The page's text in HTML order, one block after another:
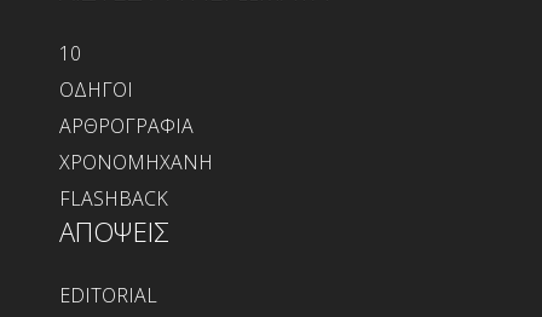
10
ΟΔΗΓΟΙ
ΑΡΘΡΟΓΡΑΦΙΑ
ΧΡΟΝΟΜΗΧΑΝΗ
FLASHBACK
ΑΠΟΨΕΙΣ
EDITORIAL